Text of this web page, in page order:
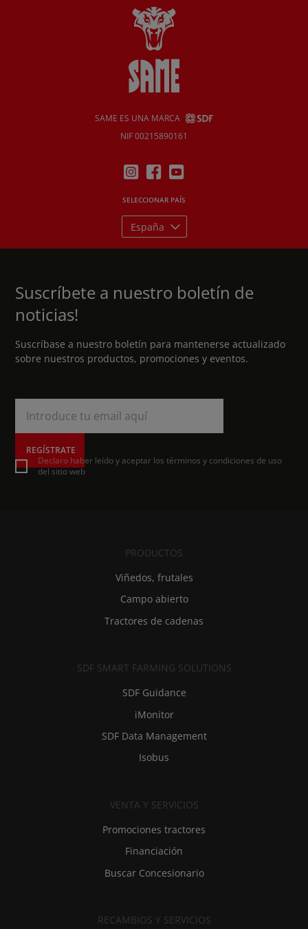
SAME ES UNA MARCA
NIF 00215890161
SELECCIONAR PAÍS
España
Suscríbete a nuestro boletín de
noticias!
Suscríbase a nuestro boletín para mantenerse actualizado
sobre nuestros productos, promociones y eventos.
REGÍSTRATE
Declaro haber leído y aceptar los términos y condiciones de uso
del sitio web
PRODUCTOS
Viñedos, frutales
Campo abierto
Tractores de cadenas
SDF SMART FARMING SOLUTIONS
SDF Guidance
iMonitor
SDF Data Management
Isobus
VENTA Y SERVICIOS
Promociones tractores
Financiación
Buscar Concesionario
RECAMBIOS Y SERVICIOS